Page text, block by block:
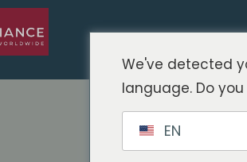
We've detected
language. Do
EN